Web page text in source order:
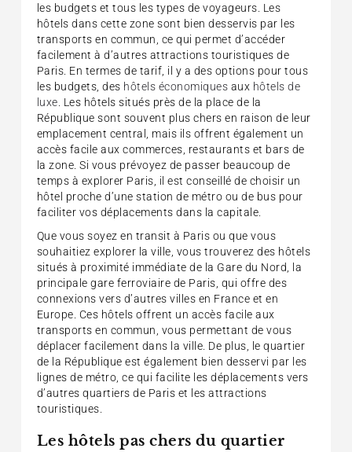
les budgets et tous les types de voyageurs. Les
hôtels dans cette zone sont bien desservis par les
transports en commun, ce qui permet d’accéder
facilement à d’autres attractions touristiques de
Paris. En termes de tarif, il y a des options pour tous
les budgets, des hôtels économiques aux hôtels de
luxe . Les hôtels situés près de la place de la
République sont souvent plus chers en raison de leur
emplacement central, mais ils offrent également un
accès facile aux commerces, restaurants et bars de
la zone. Si vous prévoyez de passer beaucoup de
temps à explorer Paris, il est conseillé de choisir un
hôtel proche d’une station de métro ou de bus pour
faciliter vos déplacements dans la capitale.
Que vous soyez en transit à Paris ou que vous
souhaitiez explorer la ville, vous trouverez des hôtels
situés à proximité immédiate de la Gare du Nord, la
principale gare ferroviaire de Paris, qui offre des
connexions vers d’autres villes en France et en
Europe. Ces hôtels offrent un accès facile aux
transports en commun, vous permettant de vous
déplacer facilement dans la ville. De plus, le quartier
de la République est également bien desservi par les
lignes de métro, ce qui facilite les déplacements vers
d’autres quartiers de Paris et les attractions
touristiques.
Les hôtels pas chers du quartier